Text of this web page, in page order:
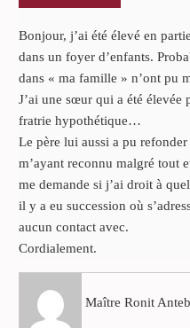
Bonjour, j’ai été élevé en
dans un foyer d’enfants.
dans « ma famille » n’ont pu
J’ai une sœur qui a été élevée
fratrie hypothétique…
Le père lui aussi a pu
m’ayant reconnu malgré tout
me demande si j’ai droit à
il y a eu succession où
aucun contact avec.
Cordialement.
Maître Ronit